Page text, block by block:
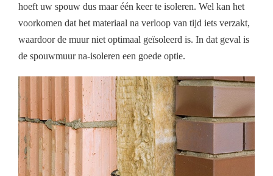
hoeft uw spouw dus maar één keer te isoleren. Wel kan het
voorkomen dat het materiaal na verloop van tijd iets verzakt,
waardoor de muur niet optimaal geïsoleerd is. In dat geval is
de spouwmuur na-isoleren een goede optie.